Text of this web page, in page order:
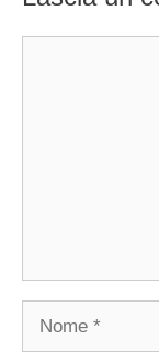
Nome